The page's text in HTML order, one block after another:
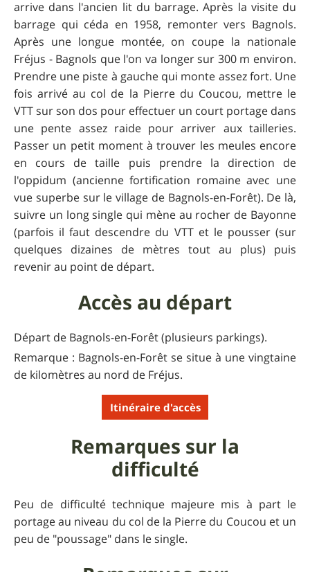
arrive dans l'ancien lit du barrage. Après la visite du
barrage qui céda en 1958, remonter vers Bagnols.
Après une longue montée, on coupe la nationale
Fréjus - Bagnols que l'on va longer sur 300 m environ.
Prendre une piste à gauche qui monte assez fort. Une
fois arrivé au col de la Pierre du Coucou, mettre le
VTT sur son dos pour effectuer un court portage dans
une pente assez raide pour arriver aux tailleries.
Passer un petit moment à trouver les meules encore
en cours de taille puis prendre la direction de
l'oppidum (ancienne fortification romaine avec une
vue superbe sur le village de Bagnols-en-Forêt). De là,
suivre un long single qui mène au rocher de Bayonne
(parfois il faut descendre du VTT et le pousser (sur
quelques dizaines de mètres tout au plus) puis
revenir au point de départ.
Accès au départ
Départ de Bagnols-en-Forêt (plusieurs parkings).
Remarque : Bagnols-en-Forêt se situe à une vingtaine
de kilomètres au nord de Fréjus.
Itinéraire d'accès
Remarques sur la
difficulté
Peu de difficulté technique majeure mis à part le
portage au niveau du col de la Pierre du Coucou et un
peu de "poussage" dans le single.